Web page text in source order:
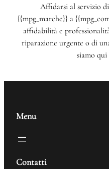
Affidarsi al servizio
{{mpg_marche}} a
affidabilità e
riparazione urgente o di
siamo
Menu
Contatti